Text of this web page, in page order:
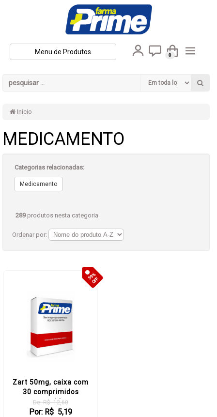
Menu de Produtos 0
Início
MEDICAMENTO
Categorias relacionadas:
Medicamento
289produtos nesta categoria
Ordenar por:
Zart 50mg, caixa com
30 comprimidos
revestidos
59%OFF
De: R$ 12,60
Por: R$ 5,19